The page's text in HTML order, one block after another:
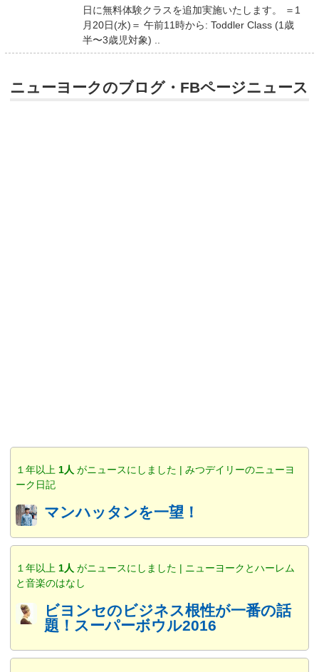
日に無料体験クラスを追加実施いたします。 ＝1
月20日(水)＝ 午前11時から: Toddler Class (1歳
半〜3歳児対象) ..
ニューヨークのブログ・FBページニュース
１年以上 1人 がニュースにしました | みつデイリーのニューヨ
ーク日記
マンハッタンを一望！
１年以上 1人 がニュースにしました | ニューヨークとハーレム
と音楽のはなし
ビヨンセのビジネス根性が一番の話
題！スーパーボウル2016